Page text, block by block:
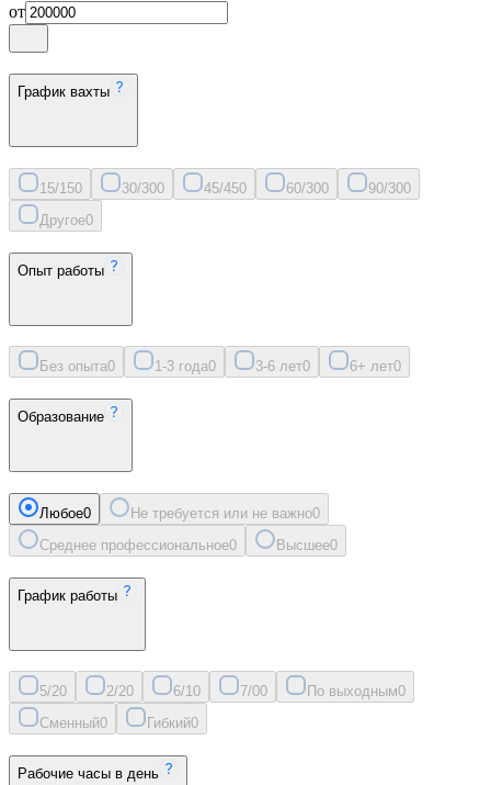
от
График вахты
15/150 30/300 45/450 60/300 90/300
Другое0
Опыт работы
Без опыта0 1-3 года0 3-6 лет0 6+ лет0
Образование
Любое0 Не требуется или не важно0
Среднее профессиональное0 Высшее0
График работы
5/20 2/20 6/10 7/00 По выходным0
Сменный0 Гибкий0
Рабочие часы в день